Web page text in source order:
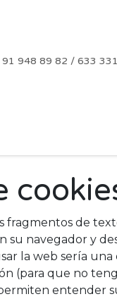
91 948 89 82 / 633
fragmentos de
su navegador y
la web sería
(para que no
entender